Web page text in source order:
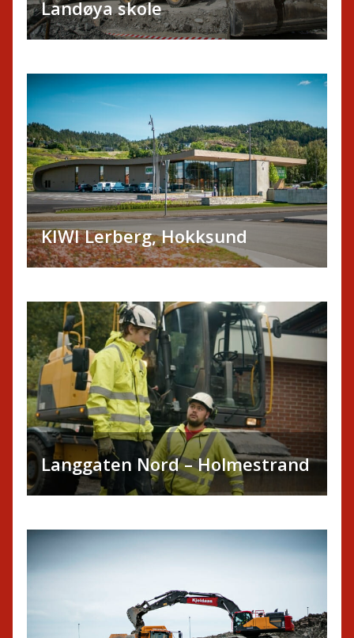
Landøya skole
KIWI Lerberg, Hokksund
Langgaten Nord – Holmestrand